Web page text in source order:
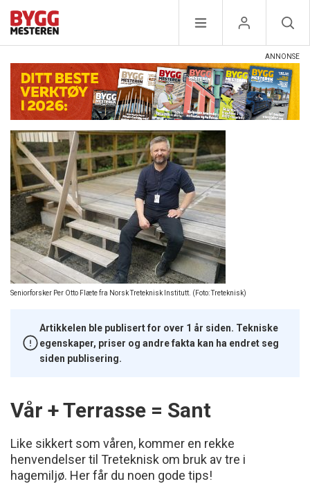
Seniorforsker Per Otto Flæte fra Norsk Treteknisk Institutt. (Foto: Treteknisk)
Artikkelen ble publisert for over 1 år siden. Tekniske
egenskaper, priser og andre fakta kan ha endret seg
siden publisering.
Vår + Terrasse = Sant
Like sikkert som våren, kommer en rekke
henvendelser til Treteknisk om bruk av tre i
hagemiljø. Her får du noen gode tips!